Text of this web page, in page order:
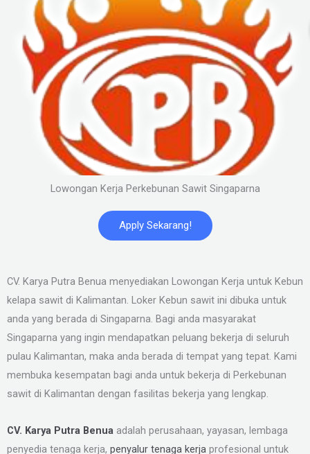
Lowongan Kerja Perkebunan Sawit Singaparna
Apply Sekarang!
CV. Karya Putra Benua menyediakan Lowongan Kerja untuk Kebun
kelapa sawit di Kalimantan. Loker Kebun sawit ini dibuka untuk
anda yang berada di Singaparna. Bagi anda masyarakat
Singaparna yang ingin mendapatkan peluang bekerja di seluruh
pulau Kalimantan, maka anda berada di tempat yang tepat. Kami
membuka kesempatan bagi anda untuk bekerja di Perkebunan
sawit di Kalimantan dengan fasilitas bekerja yang lengkap.
CV. Karya Putra Benua adalah perusahaan, yayasan, lembaga
penyedia tenaga kerja, penyalur tenaga kerja profesional untuk